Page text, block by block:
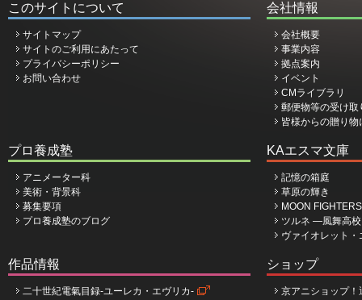
このサイトについて
サイトマップ
サイトのご利用にあたって
プライバシーポリシー
お問い合わせ
会社情報
会社概要
事業内容
拠点案内
イベント
CMライブラリ
郵便物等の受け取
皆様からの贈り
プロ養成塾
アニメーター科
美術・背景科
募集要項
プロ養成塾のブログ
KAエスマ文庫
記憶の箱庭
草原の輝き
MOON
ツルネ ―風舞高
ヴァイオレット
作品情報
二十世紀電氣目録-ユーレカ・エヴリカ-
ショップ
京アニショップ！